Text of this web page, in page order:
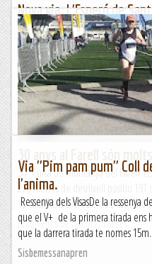
Nova via. L'Esperó de
paret sense nom).
Després d'obrir la primera via en
no té nom, n'obro la segona amb
similars: ponts de roca i flotants a
Romàntic Guerrer
30ª Cursa de Muntanya del Farell
279 metres de desnivell positiu 191
18 classificats a M6 De nou estic al
Fragments de camins i curses
Via "Pim pam pum" Coll
l'anima.
Ressenya dels VisasDe la ressenya
que el V+ de la primera tirada ens
que la darrera tirada te nomes
Sisbemessanapren